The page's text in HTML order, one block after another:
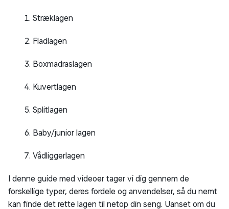
Stræklagen
Fladlagen
Boxmadraslagen
Kuvertlagen
Splitlagen
Baby/junior lagen
Vådliggerlagen
I denne guide med videoer tager vi dig gennem de
forskellige typer, deres fordele og anvendelser, så du nemt
kan finde det rette lagen til netop din seng. Uanset om du